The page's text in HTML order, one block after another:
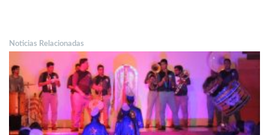
Noticias Relacionadas